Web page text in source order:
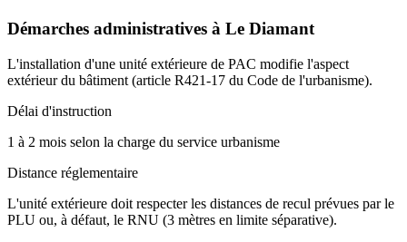
Démarches administratives à Le Diamant
L'installation d'une unité extérieure de PAC modifie l'aspect
extérieur du bâtiment (article R421-17 du Code de l'urbanisme).
Délai d'instruction
1 à 2 mois selon la charge du service urbanisme
Distance réglementaire
L'unité extérieure doit respecter les distances de recul prévues par le
PLU ou, à défaut, le RNU (3 mètres en limite séparative).